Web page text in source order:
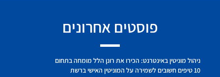
פוסטים אחרונים
ניהול מוניטין באינטרנט: הכירו את רונן הלל מומחה בתחום
10 טיפים חשובים לשמירה על המוניטין האישי ברשת